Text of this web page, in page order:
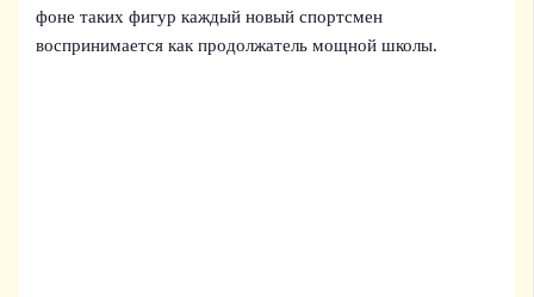
фоне таких фигур каждый новый спортсмен
воспринимается как продолжатель мощной школы.